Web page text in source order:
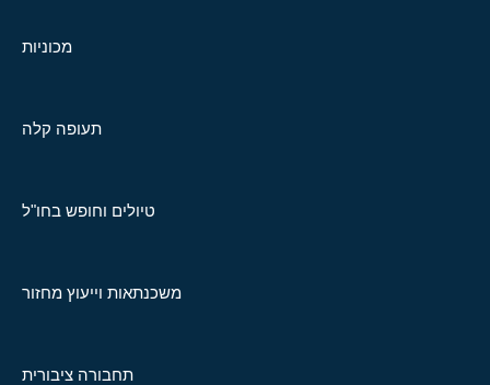
מכוניות
תעופה קלה
טיולים וחופש בחו"ל
משכנתאות וייעוץ מחזור
תחבורה ציבורית